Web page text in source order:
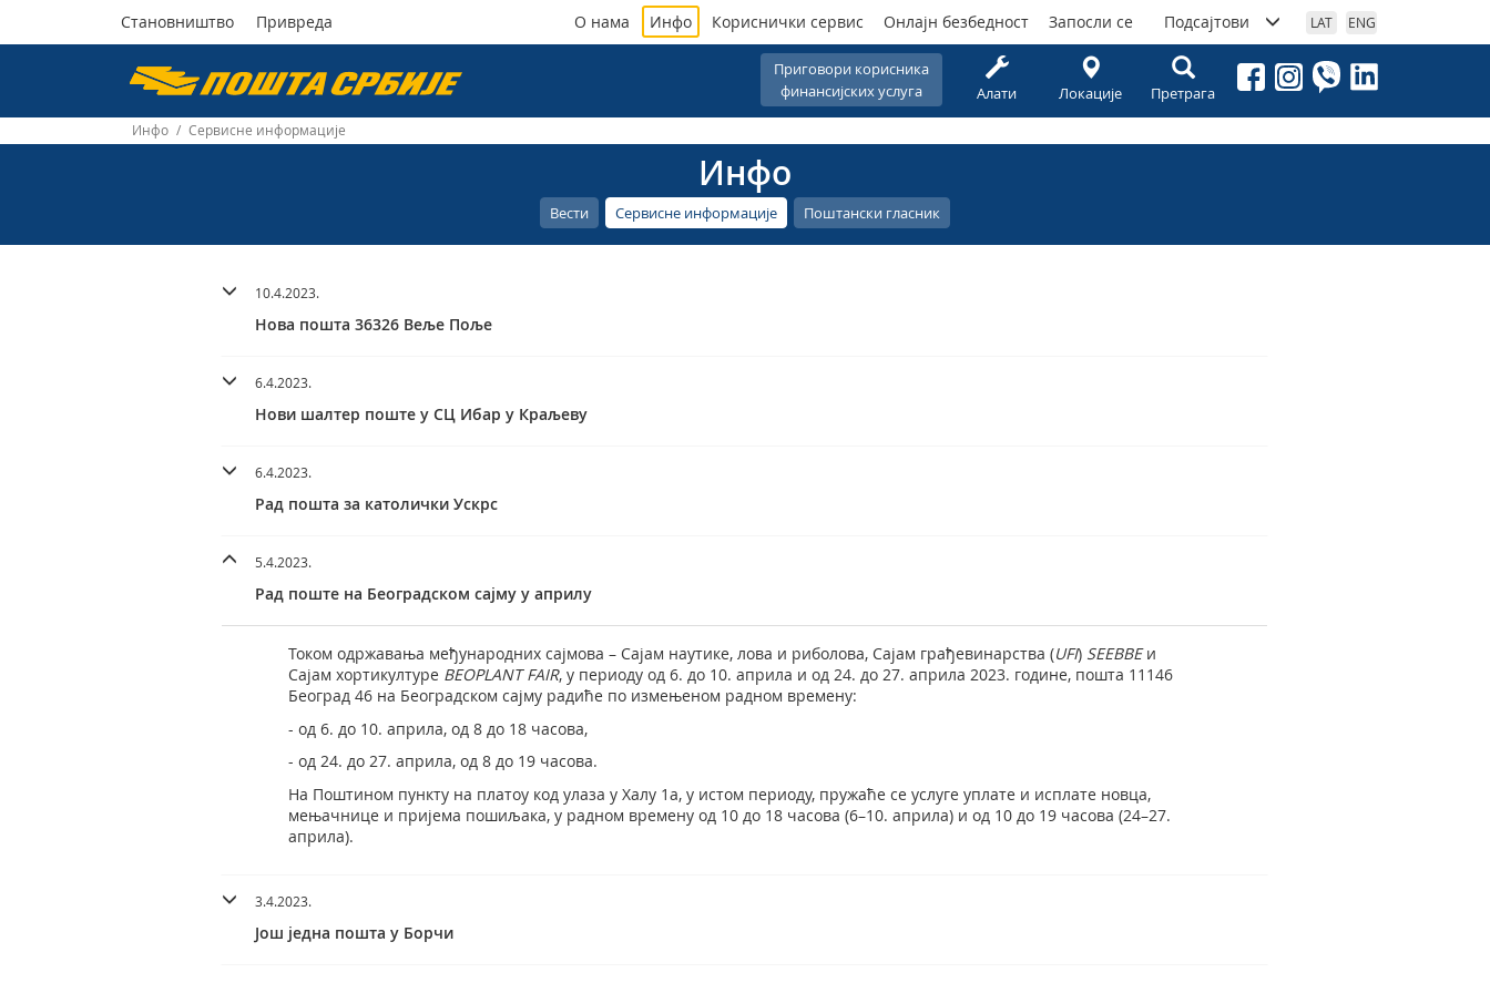
Пошта
Србије
Становништво Привреда
Приговори корисника
финансијских услуга
Алати Локације Претрага
О нама Инфо Кориснички сервис Онлајн безбедност Запосли се Подсајтови LAT ENG
Инфо / Сервисне информације
Инфо
Вести Сервисне информације Поштански гласник
10.4.2023.
Нова пошта 36326 Веље Поље
6.4.2023.
Нови шалтер поште у СЦ Ибар у Краљеву
6.4.2023.
Рад пошта за католички Ускрс
5.4.2023.
Рад поште на Београдском сајму у априлу
Током одржавања међународних сајмова – Сајам наутике, лова и риболова, Сајам грађевинарства (UFI) SEЕBBEи
Сајам хортикултуре BEOPLANT FAIR, у периоду од 6. до 10. априла и од 24. до 27. априла 2023. године, пошта 11146
Београд 46 на Београдском сајму радиће по измењеном радном времену:
- од 6. до 10. априла, од 8 до 18 часова,
- од 24. до 27. априла, од 8 до 19 часова.
На Поштином пункту на платоу код улаза у Халу 1а, у истом периоду, пружаће се услуге уплате и исплате новца,
мењачнице и пријема пошиљака, у радном времену од 10 до 18 часова (6–10. априла) и од 10 до 19 часова (24–27.
априла).
3.4.2023.
Још једна пошта у Борчи